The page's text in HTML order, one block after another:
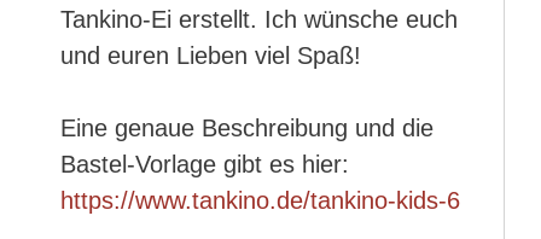
Tankino-Ei erstellt. Ich wünsche euch
und euren Lieben viel Spaß!
Eine genaue Beschreibung und die
Bastel-Vorlage gibt es hier:
https://www.tankino.de/tankino-kids-6